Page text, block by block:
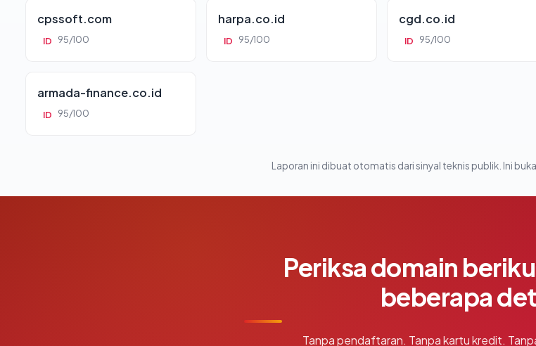
cpssoft.com
ID 95/100
harpa.co.id
ID 95/100
cgd.co.id
ID 95/100
armada-finance.co.id
ID 95/100
Laporan ini dibuat otomatis dari sinyal teknis publik. Ini
Periksa domain
beberapa
Tanpa pendaftaran. Tanpa kartu kredit.